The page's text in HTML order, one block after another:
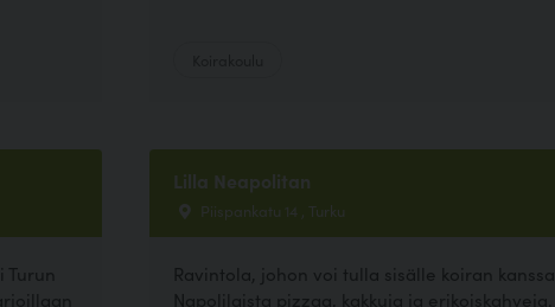
Lilla Neapolitan
Piispankatu 14 , Turku
Ravintola, johon voi tulla sisälle koiran kanssa.
Napolilaista pizzaa, kakkuja ja erikoiskahveja.